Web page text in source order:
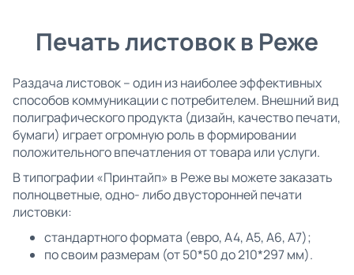
Печать листовок в Реже
Раздача листовок – один из наиболее эффективных
способов коммуникации с потребителем. Внешний вид
полиграфического продукта (дизайн, качество печати,
бумаги) играет огромную роль в формировании
положительного впечатления от товара или услуги.
В типографии «Принтайп» в Реже вы можете заказать
полноцветные, одно- либо двусторонней печати
листовки:
стандартного формата (евро, А4, А5, А6, А7);
по своим размерам (от 50*50 до 210*297 мм).